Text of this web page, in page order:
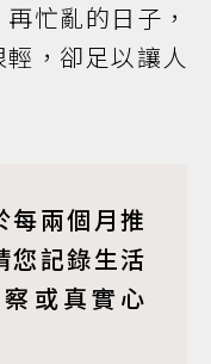
忙亂的日子，
，卻足以讓人
每兩個月推
您記錄生活
或真實心